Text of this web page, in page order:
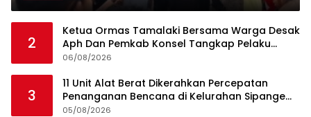
2
Ketua Ormas Tamalaki Bersama Warga Desak
Aph Dan Pemkab Konsel Tangkap Pelaku
Angkut Cangkang Sawit Overload, Truk PT KAP
06/08/2026
3
11 Unit Alat Berat Dikerahkan Percepatan
Penanganan Bencana di Kelurahan Sipange
Kecamatan Tukka
05/08/2026